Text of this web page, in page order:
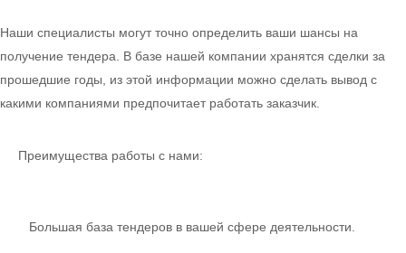
Наши специалисты могут точно определить ваши шансы на
получение тендера. В базе нашей компании хранятся сделки за
прошедшие годы, из этой информации можно сделать вывод с
какими компаниями предпочитает работать заказчик.
Преимущества работы с нами:
Большая база тендеров в вашей сфере деятельности.